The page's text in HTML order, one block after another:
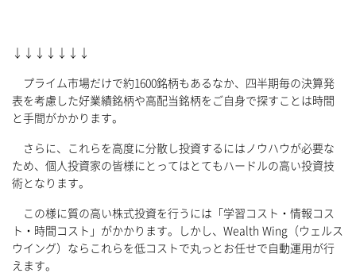
↓↓↓↓↓↓↓
プライム市場だけで約1600銘柄もあるなか、四半期毎の決算発
表を考慮した好業績銘柄や高配当銘柄をご自身で探すことは時間
と手間がかかります。
さらに、これらを高度に分散し投資するにはノウハウが必要な
ため、個人投資家の皆様にとってはとてもハードルの高い投資技
術となります。
この様に質の高い株式投資を行うには「学習コスト・情報コス
ト・時間コスト」がかかります。しかし、Wealth Wing（ウェルス
ウイング）ならこれらを低コストで丸っとお任せで自動運用が行
えます。